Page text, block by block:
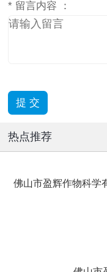
* 留言内容 ：
热点推荐
佛山市盈辉作物科学